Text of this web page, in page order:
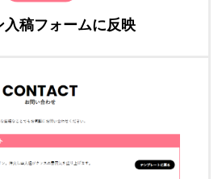
入稿フォームに反映